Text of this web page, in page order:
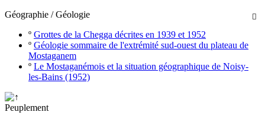

Géographie / Géologie
º Grottes de la Chegga décrites en 1939 et 1952
º Géologie sommaire de l'extrémité sud-ouest du plateau de
Mostaganem
º Le Mostaganémois et la situation géographique de Noisy-
les-Bains (1952)
Peuplement